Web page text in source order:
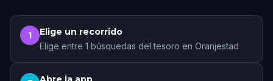
1 Elige un recorrido
Elige entre 1 búsquedas del tesoro en Oranjestad